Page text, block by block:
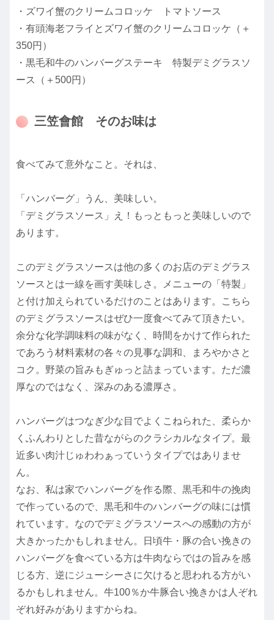
・ズワイ蟹のクリームコロッケ トマトソース
・有頭海老フライとズワイ蟹のクリームコロッケ（＋
350円）
・黒毛和牛のハンバーグステーキ 特製デミグラスソ
ース（＋500円）
三笠會館 そのお味は
食べてみて意外なこと。それは、
「ハンバーグ」うん、美味しい。
「デミグラスソース」え！もっともっと美味しいので
あります。
このデミグラスソースは他の多くのお店のデミグラス
ソースとは一線を画す美味しさ。メニューの「特製」
と付け加えられているだけのことはあります。こちら
のデミグラスソースはぜひ一度食べてみて頂きたい。
余分な化学調味料の味がなく、時間をかけて作られた
であろう材料素材の各々の見事な調和、まろやかさと
コク。野菜の旨みもぎゅっと詰まっています。ただ濃
厚なのではなく、深みのある濃厚さ。
ハンバーグはつなぎ少な目でよくこねられた、柔らか
くふんわりとした昔ながらのクラシカルなタイプ。最
近多い肉汁じゅわわぁっていうタイプではありませ
ん。
なお、私は家でハンバーグを作る際、黒毛和牛の挽肉
で作っているので、黒毛和牛のハンバーグの味には慣
れています。なのでデミグラスソースへの感動の方が
大きかったかもしれません。日頃牛・豚の合い挽きの
ハンバーグを食べている方は牛肉ならではの旨みを感
じる方、逆にジューシーさに欠けると思われる方がい
るかもしれません。牛100％か牛豚合い挽きかは人ぞれ
ぞれ好みがありますからね。